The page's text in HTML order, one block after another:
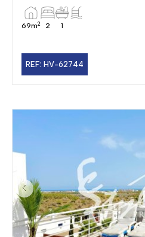
69m2 2 1
REF: HV-62744